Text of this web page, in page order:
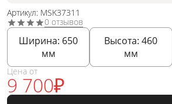
Артикул: MSK37311
0 отзывов
Ширина: 650
мм
Высота:460
мм
Цена от
9 700₽